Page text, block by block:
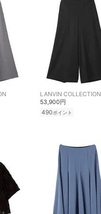
LANVIN COLLECTION
53,900円
490ポイント